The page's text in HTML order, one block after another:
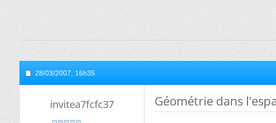
28/03/2007, 16h35
invitea7fcfc37 Géométrie dans